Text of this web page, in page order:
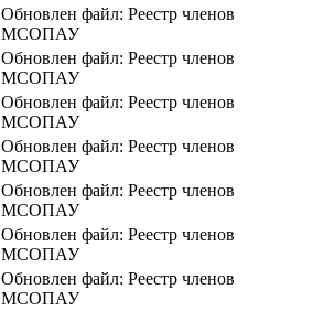
Обновлен файл: Реестр членов
МСОПАУ
Обновлен файл: Реестр членов
МСОПАУ
Обновлен файл: Реестр членов
МСОПАУ
Обновлен файл: Реестр членов
МСОПАУ
Обновлен файл: Реестр членов
МСОПАУ
Обновлен файл: Реестр членов
МСОПАУ
Обновлен файл: Реестр членов
МСОПАУ